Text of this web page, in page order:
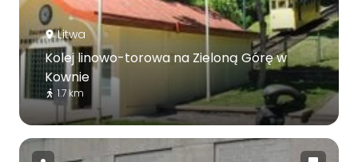
Litwa
Kolej linowo-torowa na Zieloną Górę w
Kownie
1.7 km